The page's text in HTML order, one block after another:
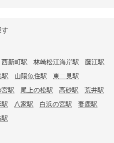
西新町駅 林崎松江海岸駅
藤江駅
駅 山陽魚住駅
東二見駅
駅 尾上の松駅 高砂駅
荒井駅
八家駅 白浜の宮駅
妻鹿駅